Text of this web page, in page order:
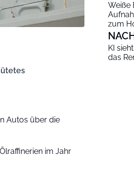
Autos über die
im Jahr
Weiße
zum
KI
das